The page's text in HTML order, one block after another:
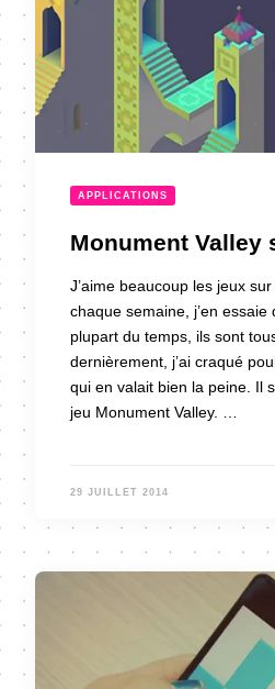
APPLICATIONS
Monument Valley
J’aime beaucoup les jeux
chaque semaine, j’en essaie
plupart du temps, ils sont
dernièrement, j’ai craqué
qui en valait bien la peine. Il
jeu Monument Valley. …
29 JUILLET 2014